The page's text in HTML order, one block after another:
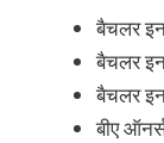
बैचलर
बैचलर
बैचलर
बीए